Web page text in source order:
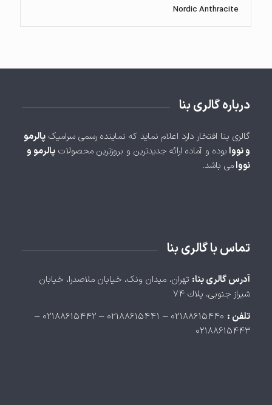
Nordic Anthracite
درباره گالری بنا
گالری بنا افتخار دارد اعلام نماید که نماینده رسمی سرامیک پالرمو
و نووابوده و آماده ارائه جدیدترین و بروزترین محصولات پالرمو و
نووامی باشد.
تماس با گالری بنا
آدرس گالری بنا: تهران، ميدان ونک، خيابان ملاصدرا، خيابان
شيراز جنوبی، پلاك ۷۴
تلفن :
۰۲۱۸۸۶۱۵۴۴۰ – ۰۲۱۸۸۶۱۵۴۴۱ – ۰۲۱۸۸۶۱۵۴۴۲ –
۰۲۱۸۸۶۱۵۴۴۳